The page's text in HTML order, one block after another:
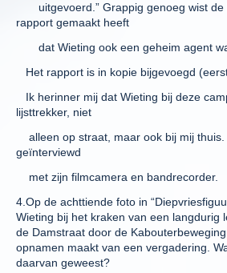
uitgevoerd.” Grappig genoeg wist de
rapport gemaakt heeft
dat Wieting ook een geheim agent
Het rapport is in kopie bijgevoegd
Ik herinner mij dat Wieting bij deze
lijsttrekker, niet
alleen op straat, maar ook bij mij thuis.
geïnterviewd
met zijn filmcamera en bandrecorder.
4.Op de achttiende foto in
Wieting bij het kraken van een langdurig
de Damstraat door de
opnamen maakt van een vergadering.
daarvan geweest?